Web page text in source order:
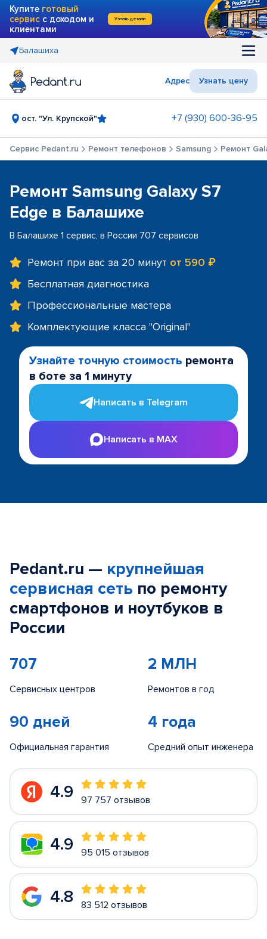
Купите готовый
сервис с доходом и
клиентами
Узнать детали
Балашиха
Адрес Узнать цену
ост. "Ул. Крупской" +7 (930) 600-36-95
Сервис Pedant.ru Ремонт телефонов Samsung Ремонт
Ремонт Samsung Galaxy S7
Edge в Балашихе
В Балашихе 1 сервис, в России 707 сервисов
Ремонт при вас за 20 минут от 590 ₽
Бесплатная диагностика
Профессиональные мастера
Комплектующие класса "Original"
Узнайте точную стоимость ремонта
в боте за 1 минуту
Написать в Telegram
Написать в MAX
Pedant.ru — крупнейшая
сервисная сеть по ремонту
смартфонов и ноутбуков в
России
707
Сервисных центров
2 МЛН
Ремонтов в год
90 дней
Официальная гарантия
4 года
Средний опыт инженера
4.9 97 757 отзывов
4.9 95 015 отзывов
4.8 83 512 отзывов